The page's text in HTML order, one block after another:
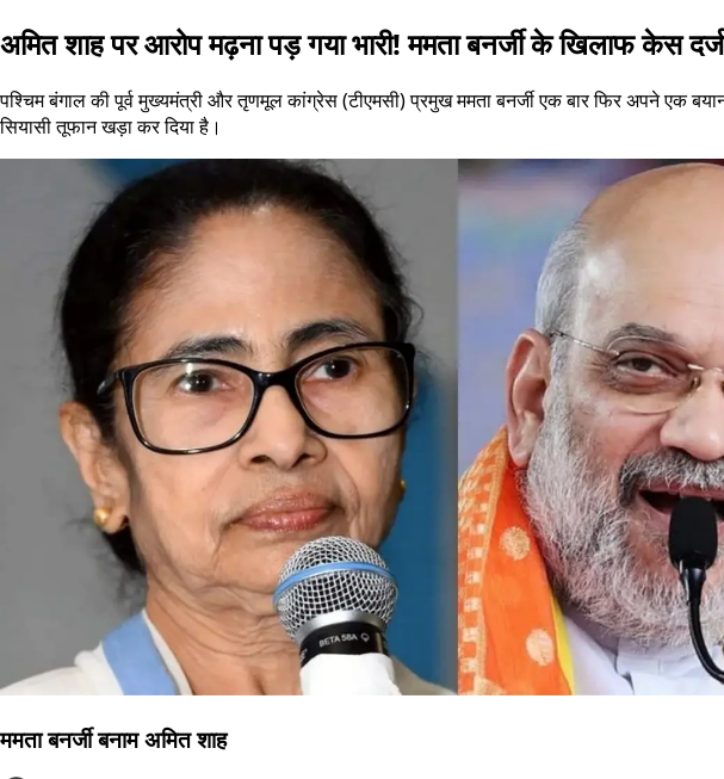
अमित शाह पर आरोप मढ़ना पड़ गया भारी! ममता बनर्जी के खिलाफ केस दर्ज
पश्चिम बंगाल की पूर्व मुख्यमंत्री और तृणमूल कांग्रेस (टीएमसी) प्रमुख ममता बनर्जी एक बार फिर अपने एक
सियासी तूफान खड़ा कर दिया है।
ममता बनर्जी बनाम अमित शाह